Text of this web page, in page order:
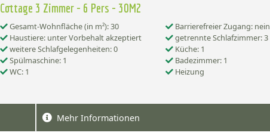
Cottage 3 Zimmer - 6 Pers - 30M2
Gesamt-Wohnfläche (in m²): 30
Barrierefreier Zugang: nein
Haustiere: unter Vorbehalt akzeptiert
getrennte Schlafzimmer: 3
weitere Schlafgelegenheiten: 0
Küche: 1
Spülmaschine: 1
Badezimmer: 1
WC: 1
Heizung
Mehr Informationen